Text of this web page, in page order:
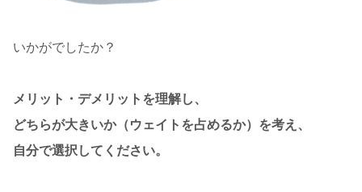
いかがでしたか？
メリット・デメリットを理解し、
どちらが大きいか（ウェイトを占めるか）を考え、
自分で選択してください。